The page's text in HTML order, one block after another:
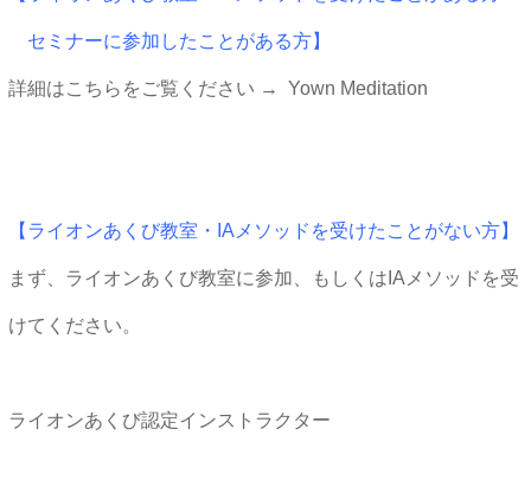
セミナーに参加したことがある方】
詳細はこちらをご覧ください → Yown Meditation
【ライオンあくび教室・IAメソッドを受けたことがない方】
まず、ライオンあくび教室に参加、もしくはIAメソッドを受
けてください。
ライオンあくび認定インストラクター